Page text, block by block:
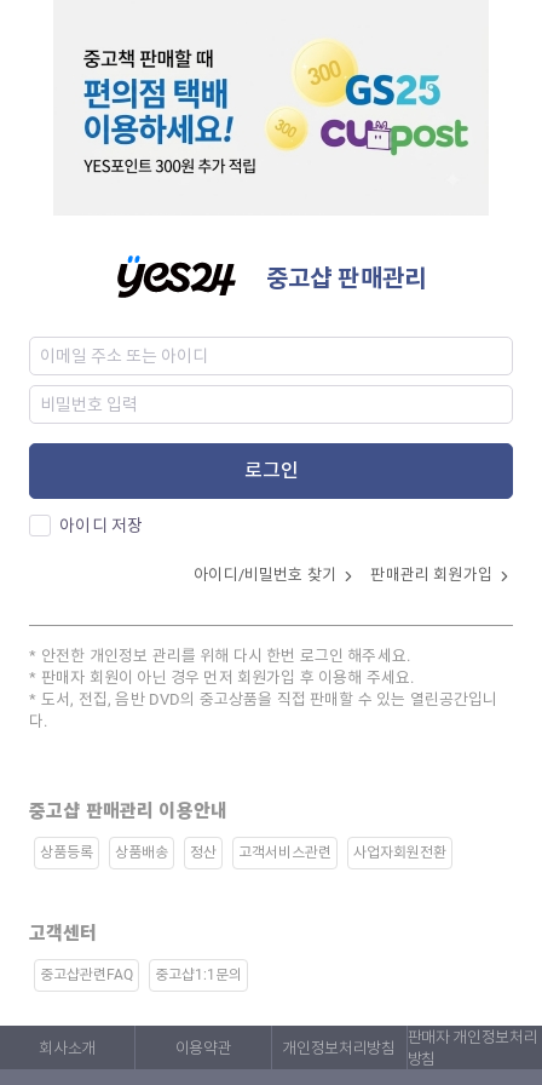
중고샵 판매관리
로그인
아이디 저장
아이디/비밀번호 찾기 판매관리 회원가입
안전한 개인정보 관리를 위해 다시 한번 로그인 해주세요.
판매자 회원이 아닌 경우 먼저 회원가입 후 이용해 주세요.
도서, 전집, 음반 DVD의 중고상품을 직접 판매할 수 있는 열린공간입니
다.
중고샵 판매관리 이용안내
상품등록 상품배송 정산 고객서비스관련 사업자회원전환
고객센터
중고샵관련FAQ 중고샵1:1문의
회사소개 이용약관 개인정보처리방침
판매자 개인정보처리
방침